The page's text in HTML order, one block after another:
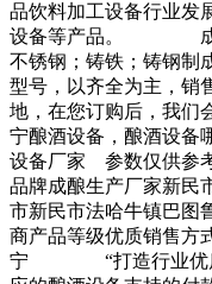
品饮料加工设备行业发
设备等产品。 成酿
不锈钢；铸铁；铸钢制
型号，以齐全为主，销
地，在您订购后，
宁酿酒设备，酿酒设备
设备厂家 参数仅供参
品牌成酿生产厂家新民
市新民市法哈牛镇巴图
商产品等级优质销售方
宁 “打造行业优质品